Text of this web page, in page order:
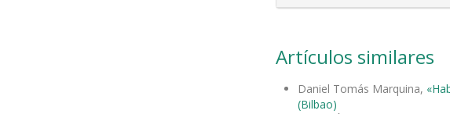
Artículos similares
Daniel Tomás Marquina,
(Bilbao)